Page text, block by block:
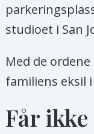
studioet i San
Med de
familiens eksil i
Får